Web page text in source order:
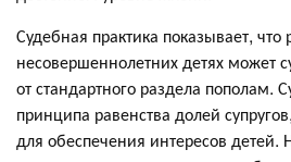
Судебная практика показывает,
несовершеннолетних детях может
от стандартного раздела пополам.
принципа равенства долей
для обеспечения интересов